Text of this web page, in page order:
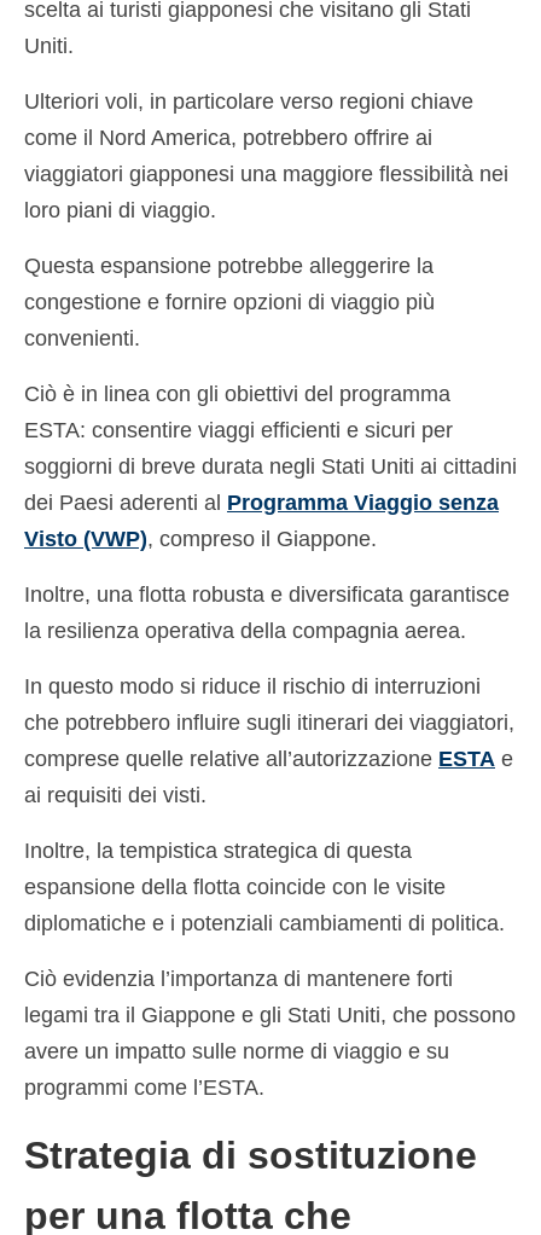
scelta ai turisti giapponesi che visitano gli Stati
Uniti.
Ulteriori voli, in particolare verso regioni chiave
come il Nord America, potrebbero offrire ai
viaggiatori giapponesi una maggiore flessibilità nei
loro piani di viaggio.
Questa espansione potrebbe alleggerire la
congestione e fornire opzioni di viaggio più
convenienti.
Ciò è in linea con gli obiettivi del programma
ESTA: consentire viaggi efficienti e sicuri per
soggiorni di breve durata negli Stati Uniti ai cittadini
dei Paesi aderenti al Programma Viaggio senza
Visto (VWP), compreso il Giappone.
Inoltre, una flotta robusta e diversificata garantisce
la resilienza operativa della compagnia aerea.
In questo modo si riduce il rischio di interruzioni
che potrebbero influire sugli itinerari dei viaggiatori,
comprese quelle relative all’autorizzazione ESTA e
ai requisiti dei visti.
Inoltre, la tempistica strategica di questa
espansione della flotta coincide con le visite
diplomatiche e i potenziali cambiamenti di politica.
Ciò evidenzia l’importanza di mantenere forti
legami tra il Giappone e gli Stati Uniti, che possono
avere un impatto sulle norme di viaggio e su
programmi come l’ESTA.
Strategia di sostituzione
per una flotta che